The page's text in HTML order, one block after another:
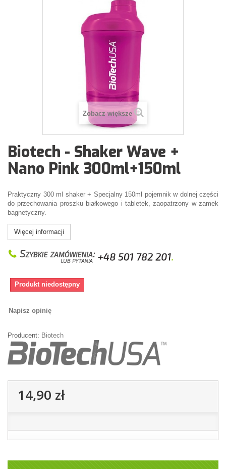
Zobacz większe
Biotech - Shaker Wave +
Nano Pink 300ml+150ml
Praktyczny 300 ml shaker + Specjalny 150ml pojemnik w dolnej części
do przechowania proszku białkowego i tabletek, zaopatrzony w zamek
bagnetyczny.
Więcej informacji
Produkt niedostępny
Napisz opinię
Producent: Biotech
14,90 zł